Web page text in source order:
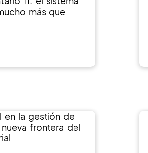
más que